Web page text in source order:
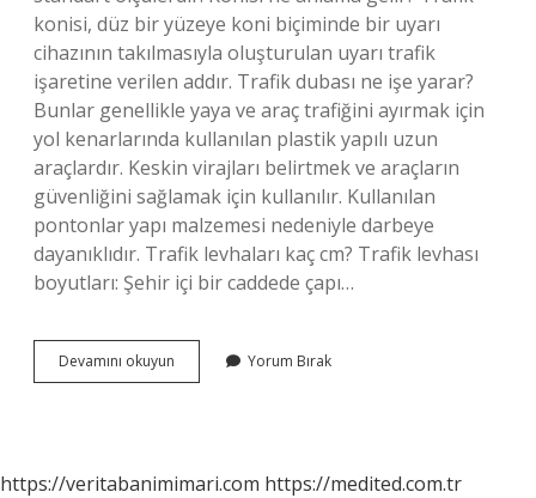
konisi, düz bir yüzeye koni biçiminde bir uyarı
cihazının takılmasıyla oluşturulan uyarı trafik
işaretine verilen addır. Trafik dubası ne işe yarar?
Bunlar genellikle yaya ve araç trafiğini ayırmak için
yol kenarlarında kullanılan plastik yapılı uzun
araçlardır. Keskin virajları belirtmek ve araçların
güvenliğini sağlamak için kullanılır. Kullanılan
pontonlar yapı malzemesi nedeniyle darbeye
dayanıklıdır. Trafik levhaları kaç cm? Trafik levhası
boyutları: Şehir içi bir caddede çapı…
Devamını okuyun
Konisi
Yorum Bırak
https://veritabanimimari.com https://medited.com.tr